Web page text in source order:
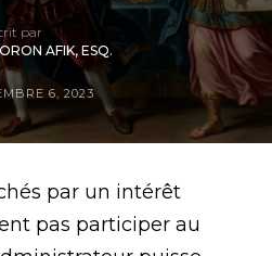
par
AFIK, ESQ.
6, 2023
par un intérêt
pas participer au